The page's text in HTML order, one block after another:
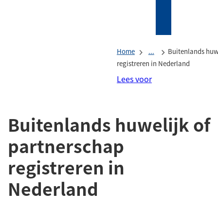
externe
website)
Home ...
Buitenlands
registreren in Nederland
Lees voor
Buitenlands huwelijk of
partnerschap
registreren in
Nederland